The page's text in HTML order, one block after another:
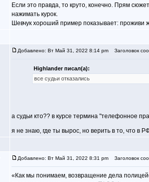
Если это правда, то круто, конечно. Прям
нажимать курок.
Шевчук хороший пример показывает: проживи
Добавлено: Вт Май 31, 2022 8:14 pm Заголовок
Highlander писал(а):
все судьи отказались
а судьи кто?? в курсе термина "телефонное
я не знаю, где ты вырос, но верить в то, что в
Добавлено: Вт Май 31, 2022 8:31 pm Заголовок
«Как мы понимаем, возвращение дела